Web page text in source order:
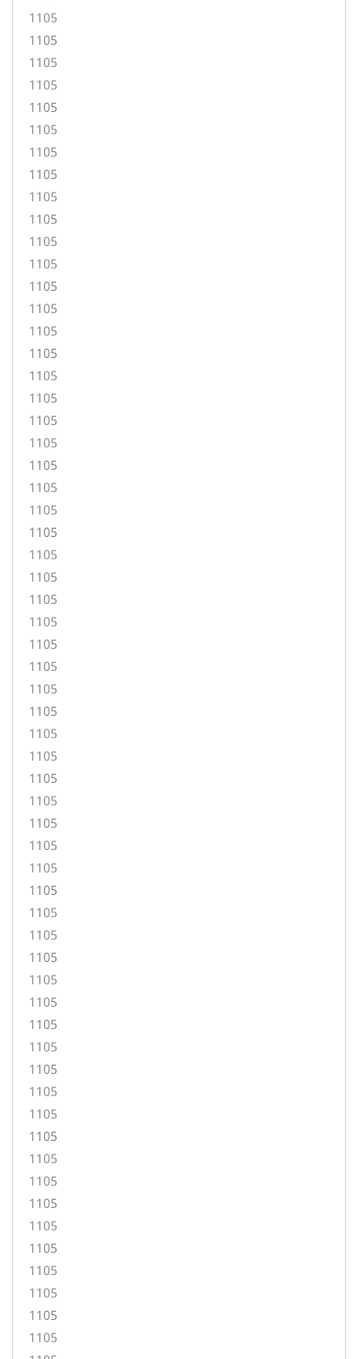
1105
1105
1105
1105
1105
1105
1105
1105
1105
1105
1105
1105
1105
1105
1105
1105
1105
1105
1105
1105
1105
1105
1105
1105
1105
1105
1105
1105
1105
1105
1105
1105
1105
1105
1105
1105
1105
1105
1105
1105
1105
1105
1105
1105
1105
1105
1105
1105
1105
1105
1105
1105
1105
1105
1105
1105
1105
1105
1105
1105